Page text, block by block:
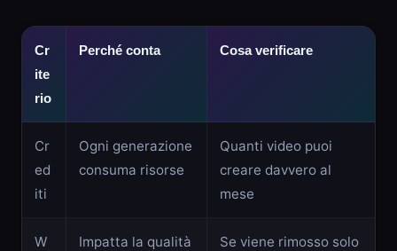
Cr
ite
rio
Perché conta Cosa verificare
Cr
ed
iti
Ogni generazione
consuma risorse
Quanti video puoi
creare davvero al
mese
W
Impatta la qualità
Se viene rimosso solo